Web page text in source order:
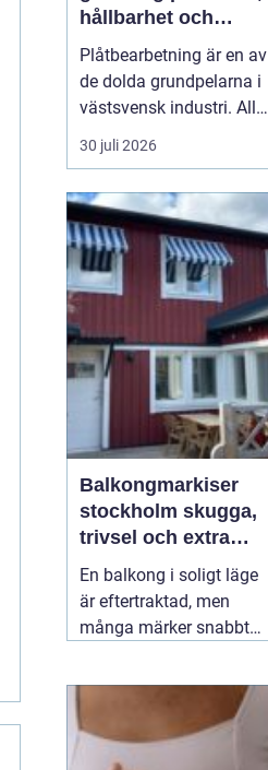
hållbarhet och
smarta lösningar
Plåtbearbetning är en av
de dolda grundpelarna i
västsvensk industri. Allt
från marina
anläggningar längs
maskiner, räcken i
offentliga miljöer och
specialtillverkade
komponenter tillverkas
plåtbearbetning. När
för...
30 juli 2026
Balkongmarkiser
stockholm skugga,
trivsel och extra
rum utomhus
En balkong i soligt läge
är eftertraktad, men
många märker snabbt
under sommarhalvåret.
fasader och stadens
reflekterande ytor gör att